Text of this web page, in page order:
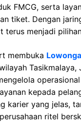
FMCG, serta
tiket. Dengan
terus menjadi
membuka
kepada
karier yang jelas,
ritel